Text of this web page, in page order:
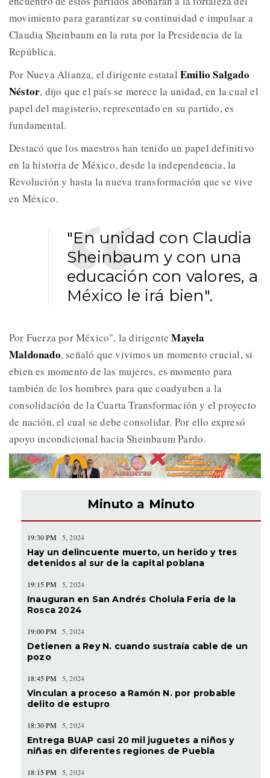
movimiento para garantizar su continuidad e impulsar a
Claudia Sheinbaum en la ruta por la Presidencia de la
República.
Por Nueva Alianza, el dirigente estatal Emilio Salgado
Néstor, dijo que el país se merece la unidad, en la cual el
papel del magisterio, representado en su partido, es
fundamental.
Destacó que los maestros han tenido un papel definitivo
en la historia de México, desde la independencia, la
Revolución y hasta la nueva transformación que se vive
en México.
"En unidad con Claudia
Sheinbaum y con una
educación con valores, a
México le irá bien".
Por Fuerza por México", la dirigenteMayela
Maldonado, señaló que vivimos un momento crucial, si
ebien es momento de las mujeres, es momento para
también de los hombres para que coadyuben a la
consolidación de la Cuarta Transformación y el proyecto
de nación, el cual se debe consolidar. Por ello expresó
apoyo incondicional hacia Sheinbaum Pardo.
Minuto a Minuto
19:30 PM 5, 2024
Hay un delincuente muerto, un herido y tres
detenidos al sur de la capital poblana
19:15 PM 5, 2024
Inauguran en San Andrés Cholula Feria de la
Rosca 2024
19:00 PM 5, 2024
Detienen a Rey N. cuando sustraía cable de un
pozo
18:45 PM 5, 2024
Vinculan a proceso a Ramón N. por probable
delito de estupro
18:30 PM 5, 2024
Entrega BUAP casi 20 mil juguetes a niños y
niñas en diferentes regiones de Puebla
18:15 PM 5, 2024